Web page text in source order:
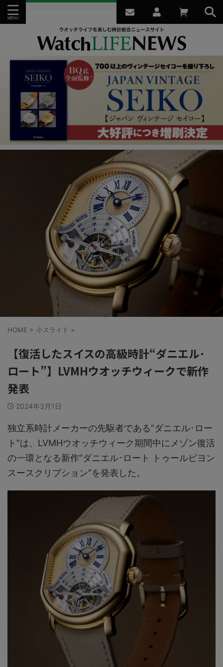
HOME > 小スライド >
【復活したスイスの高級時計“ダニエル･
ロート”】LVMHウオッチウィークで新作
発表
2024年3月1日
独立系時計メーカーの先駆者である“ダニエル･ロー
ト”は、LVMHウオッチウィーク期間中にメゾン復活
の一環となる新作“ダニエル･ロート トゥールビヨン
スースクリプション”を発表した。